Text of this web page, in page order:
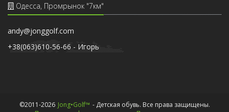
Одесса, Промрынок "7км"
andy@jonggolf.com
+38(063)610-56-66 - Игорь
©2011-2026 Jong•Golf™ - Детская обувь. Все права защищены.